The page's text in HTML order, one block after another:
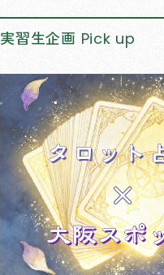
実習生企画 Pick up